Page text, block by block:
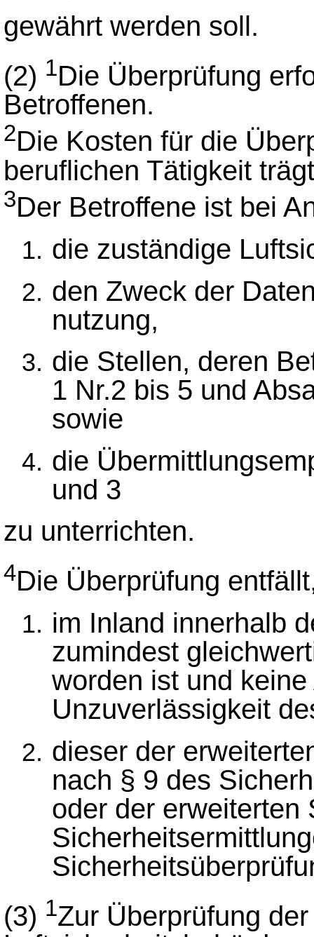
gewährt werden soll.
(2) 1Die Überprüfung
Betroffenen.
2Die Kosten für die
beruflichen Tätigkeit
3Der Betroffene ist bei
die zuständige
den Zweck der
nutzung,
die Stellen, deren
1 Nr.2 bis 5 und
sowie
die
und 3
zu unterrichten.
4Die Überprüfung
im Inland innerhalb
zumindest
worden ist und
Unzuverlässigkeit
dieser der
nach § 9 des
oder der erweiterten
(3) 1Zur Überprüfung